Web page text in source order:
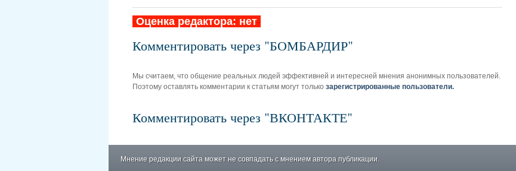
-Оценка редактора: нет-
Комментировать через "БОМБАРДИР"
Мы считаем, что общение реальных людей эффективней и интересней мнения анонимных пользователей.
Поэтому оставлять комментарии к статьям могут только зарегистрированные пользователи.
Комментировать через "ВКОНТАКТЕ"
Мнение редакции сайта может не совпадать с мнением автора публикации.